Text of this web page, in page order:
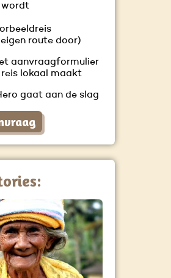
wordt
route door)
aanvraagformulier
lokaal maakt
gaat aan de slag